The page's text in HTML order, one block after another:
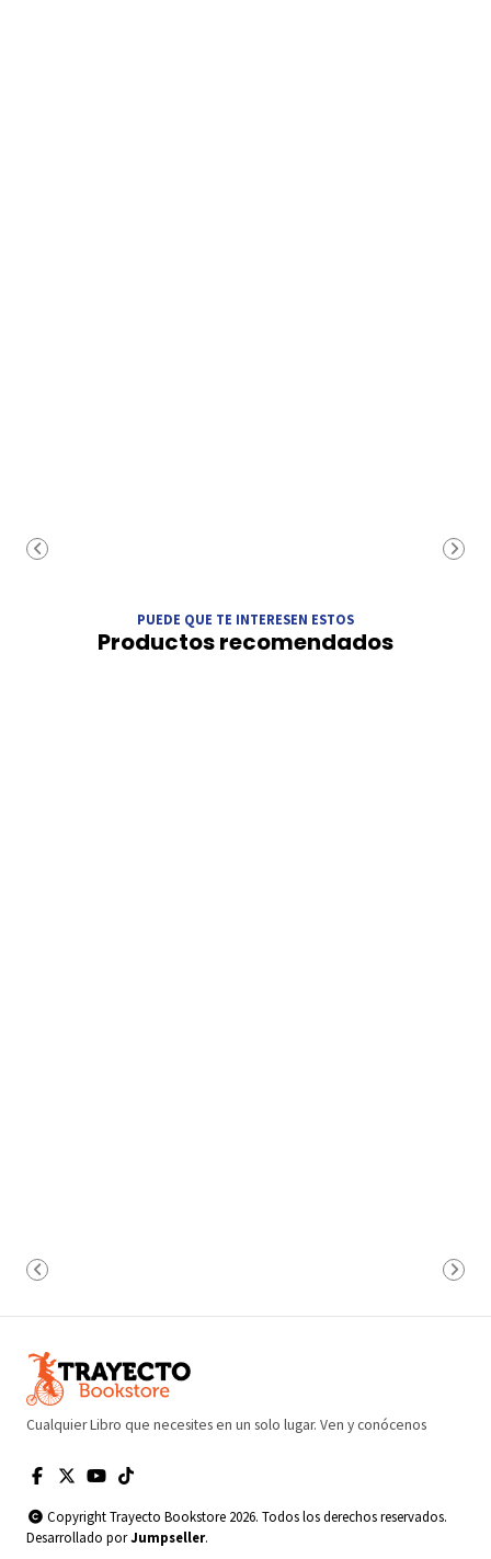
PUEDE QUE TE INTERESEN ESTOS
Productos recomendados
Cualquier Libro que necesites en un solo lugar. Ven y conócenos
Copyright Trayecto Bookstore 2026. Todos los derechos reservados.
Desarrollado porJumpseller.